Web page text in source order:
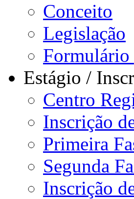
Conceito
Legislação
Formulário
Estágio /
Centro
Inscrição
Primeira
Segunda
Inscrição